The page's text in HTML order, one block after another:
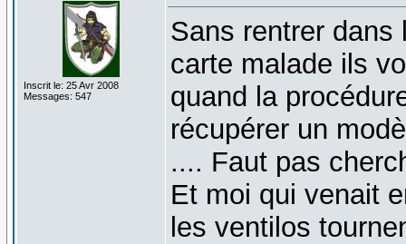
Inscrit le: 25 Avr 2008
Messages: 547
Sans rentrer
carte malade ils
quand la
récupérer un
.... Faut pas
Et moi qui venait
les ventilos